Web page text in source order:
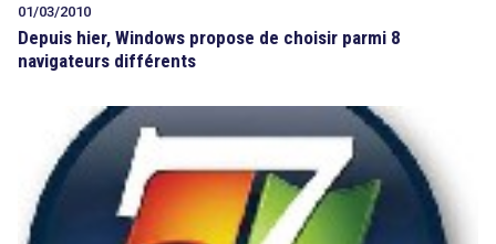
01/03/2010
Depuis hier, Windows propose de choisir parmi 8
navigateurs différents